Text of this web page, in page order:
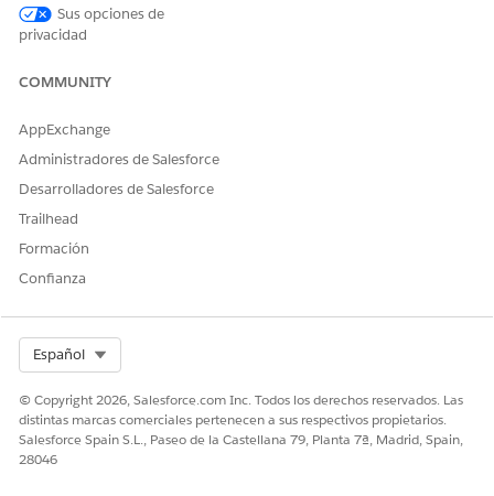
Resolution
the forgot password flow in the newly refreshed
sandbox.
Recursos adicionales
For your reference : Change Your Security Question
id=xcloud.user_security_question.htm&type=5
Número del artículo de conocimiento
005318615
Sus opciones de
privacidad
COMMUNITY
AppExchange
Administradores de Salesforce
Desarrolladores de Salesforce
Trailhead
Formación
Confianza
Español
© Copyright 2026, Salesforce.com Inc. Todos los derechos reservados. Las
distintas marcas comerciales pertenecen a sus respectivos propietarios.
Salesforce Spain S.L., Paseo de la Castellana 79, Planta 7ª, Madrid, Spain,
28046